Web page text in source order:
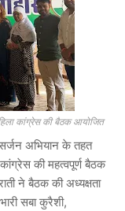
कांग्रेस की बैठक आयोजित
सर्जन अभियान के तहत
की महत्वपूर्ण बैठक
ने बैठक की अध्यक्षता
सबा कुरैशी,